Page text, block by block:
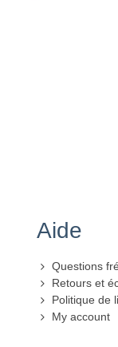
Aide
Questions
Retours et
Politique de
My account